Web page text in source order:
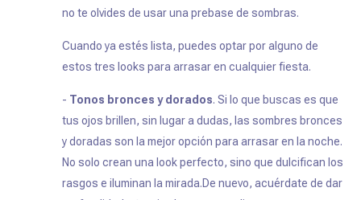
no te olvides de usar una prebase de sombras.
Cuando ya estés lista, puedes optar por alguno de
estos tres looks para arrasar en cualquier fiesta.
- Tonos bronces y dorados. Si lo que buscas es que
tus ojos brillen, sin lugar a dudas, las sombres bronces
y doradas son la mejor opción para arrasar en la noche.
No solo crean una look perfecto, sino que dulcifican los
rasgos e iluminan la mirada.De nuevo, acuérdate de dar